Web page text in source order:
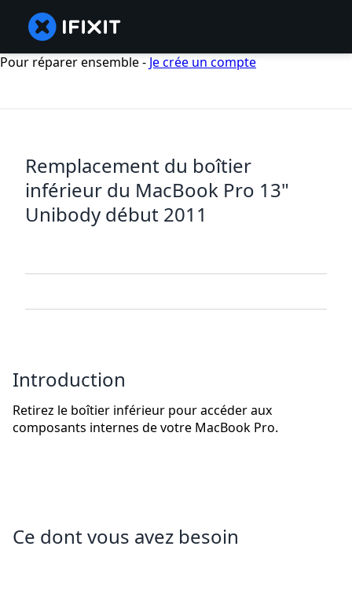
Pour réparer ensemble - Je crée un compte
Remplacement du boîtier
inférieur du MacBook Pro 13"
Unibody début 2011
Introduction
Retirez le boîtier inférieur pour accéder aux
composants internes de votre MacBook Pro.
Ce dont vous avez besoin